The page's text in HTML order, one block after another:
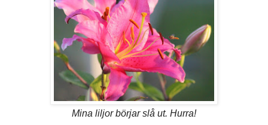
Mina liljor börjar slå ut. Hurra!